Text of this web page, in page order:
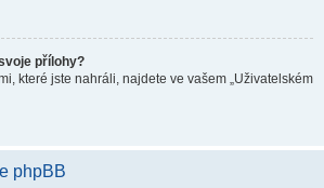
přílohy?
které jste nahráli, najdete ve vašem „Uživatelském
phpBB